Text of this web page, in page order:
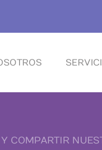
COMPARTIR